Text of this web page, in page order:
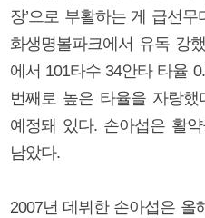
장’으로 부활하는 게 급선
화생명볼파크에서 유독 강
에서 101타수 34안타 타율
번째로 높은 타율을 자랑
예정돼 있다. 손아섭은 활
남았다.
2007년 데뷔한 손아섭은 올